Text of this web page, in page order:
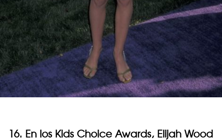
16. En los Kids Choice Awards, Elijah Wood